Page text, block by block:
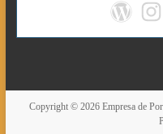
Copyright © 2026Empresa de